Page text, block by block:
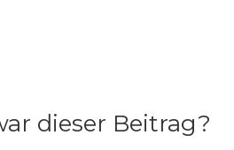
dieser Beitrag?